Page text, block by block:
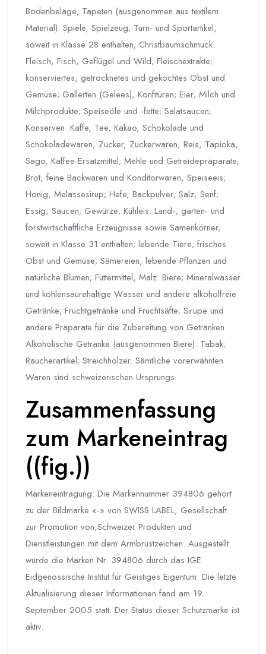
Bodenbeläge; Tapeten (ausgenommen aus textilem
Material). Spiele, Spielzeug; Turn- und Sportartikel,
soweit in Klasse 28 enthalten; Christbaumschmuck.
Fleisch, Fisch, Geflügel und Wild; Fleischextrakte;
konserviertes, getrocknetes und gekochtes Obst und
Gemüse; Gallerten (Gelees), Konfitüren; Eier, Milch und
Milchprodukte; Speiseöle und -fette; Salatsaucen;
Konserven. Kaffe, Tee, Kakao, Schokolade und
Schokoladewaren, Zucker, Zuckerwaren, Reis, Tapioka,
Sago, Kaffee-Ersatzmittel; Mehle und Getreidepräparate,
Brot, feine Backwaren und Konditorwaren, Speiseeis;
Honig, Melassesirup; Hefe, Backpulver; Salz, Senf;
Essig, Saucen; Gewürze; Kühleis. Land-, garten- und
forstwirtschaftliche Erzeugnisse sowie Samenkörner,
soweit in Klasse 31 enthalten; lebende Tiere; frisches
Obst und Gemüse; Sämereien, lebende Pflanzen und
natürliche Blumen; Futtermittel, Malz. Biere; Mineralwässer
und kohlensäurehaltige Wässer und andere alkoholfreie
Getränke; Fruchtgetränke und Fruchtsäfte; Sirupe und
andere Präparate für die Zubereitung von Getränken.
Alkoholische Getränke (ausgenommen Biere). Tabak;
Raucherartikel; Streichhölzer. Sämtliche vorerwähnten
Waren sind schweizerischen Ursprungs.
Zusammenfassung
zum Markeneintrag
((fig.))
Markeneintragung: Die Markennummer 394806 gehört
zu der Bildmarke «-» von SWISS LABEL, Gesellschaft
zur Promotion von,Schweizer Produkten und
Dienstleistungen mit dem Armbrustzeichen. Ausgestellt
wurde die Marken Nr. 394806 durch das IGE
Eidgenössische Institut für Geistiges Eigentum. Die letzte
Aktualisierung dieser Informationen fand am 19.
September 2005 statt. Der Status dieser Schutzmarke ist
aktiv.